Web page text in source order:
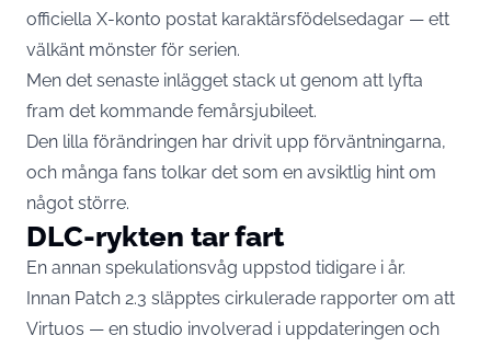
officiella X-konto postat karaktärsfödelsedagar — ett
välkänt mönster för serien.
Men det senaste inlägget stack ut genom att lyfta
fram det kommande femårsjubileet.
Den lilla förändringen har drivit upp förväntningarna,
och många fans tolkar det som en avsiktlig hint om
något större.
DLC-rykten tar fart
En annan spekulationsvåg uppstod tidigare i år.
Innan Patch 2.3 släpptes cirkulerade rapporter om att
Virtuos — en studio involverad i uppdateringen och